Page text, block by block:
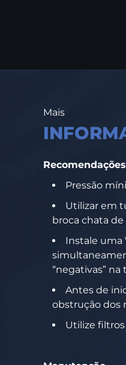
Mais
Recomendações
Pressão
Utilizar em
broca chata de
Instale uma
“negativas”
Antes de
obstrução dos
Utilize